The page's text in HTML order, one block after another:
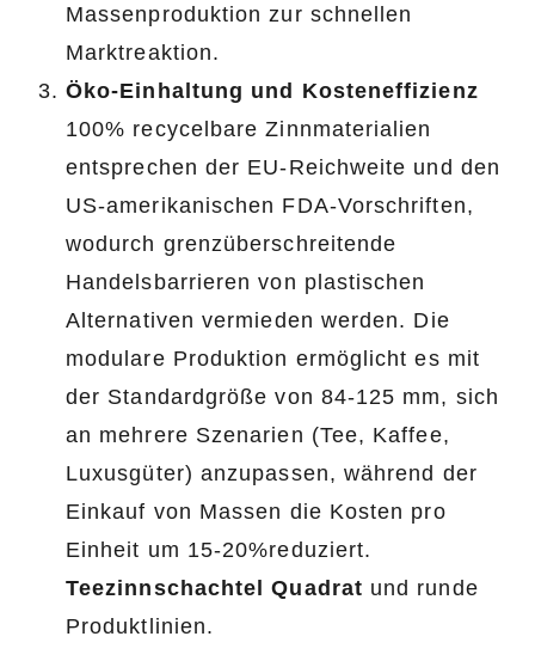
Massenproduktion zur schnellen
Marktreaktion.
Öko-Einhaltung und Kosteneffizienz
100% recycelbare Zinnmaterialien
entsprechen der EU-Reichweite und den
US-amerikanischen FDA-Vorschriften,
wodurch grenzüberschreitende
Handelsbarrieren von plastischen
Alternativen vermieden werden. Die
modulare Produktion ermöglicht es mit
der Standardgröße von 84-125 mm, sich
an mehrere Szenarien (Tee, Kaffee,
Luxusgüter) anzupassen, während der
Einkauf von Massen die Kosten pro
Einheit um 15-20%reduziert.
Teezinnschachtel Quadrat und runde
Produktlinien.